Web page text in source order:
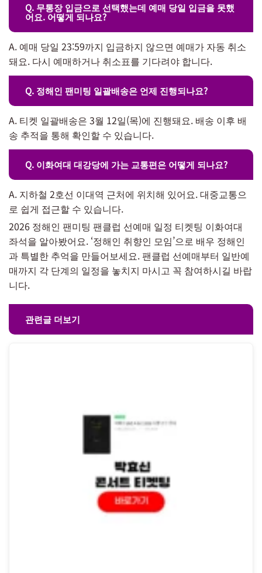
Q. 무통장 입금으로 선택했는데 예매 당일 입금을 못했
어요. 어떻게 되나요?
A. 예매 당일 23:59까지 입금하지 않으면 예매가 자동 취소
돼요. 다시 예매하거나 취소표를 기다려야 합니다.
Q. 정해인 팬미팅 일괄배송은 언제 진행되나요?
A. 티켓 일괄배송은 3월 12일(목)에 진행돼요. 배송 이후 배
송 추적을 통해 확인할 수 있습니다.
Q. 이화여대 대강당에 가는 교통편은 어떻게 되나요?
A. 지하철 2호선 이대역 근처에 위치해 있어요. 대중교통으
로 쉽게 접근할 수 있습니다.
2026 정해인 팬미팅 팬클럽 선예매 일정 티켓팅 이화여대
좌석을 알아봤어요. ‘정해인 취향인 모임’으로 배우 정해인
과 특별한 추억을 만들어보세요. 팬클럽 선예매부터 일반예
매까지 각 단계의 일정을 놓치지 마시고 꼭 참여하시길 바랍
니다.
관련글 더보기